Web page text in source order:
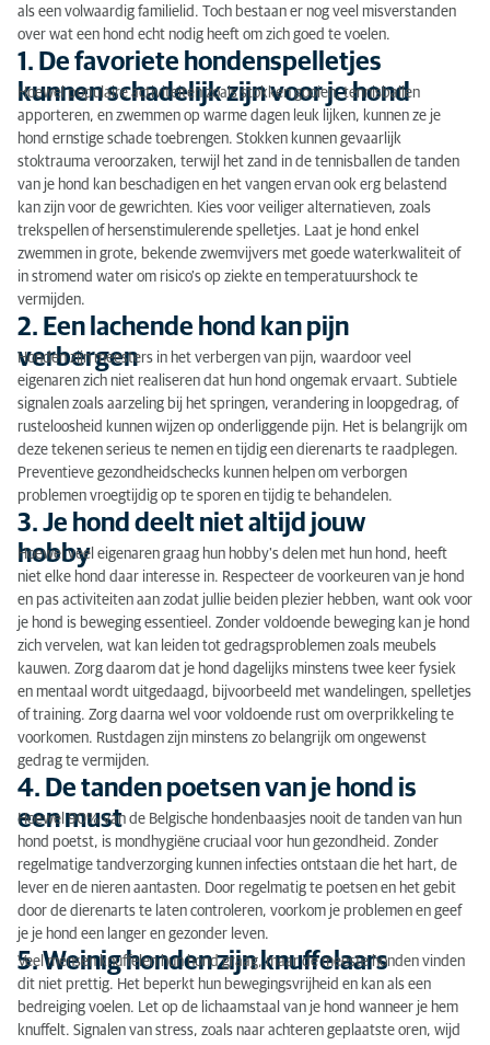
3. Je hond deelt niet altijd jouw hobby
4. De tanden poetsen van je hond is een must
5. Weinig honden zijn knuffelaars
als een volwaardig familielid. Toch bestaan er nog veel misverstanden
over wat een hond echt nodig heeft om zich goed te voelen.
1. De favoriete hondenspelletjes
kunnen schadelijk zijn voor je hond
Hoewel populaire activiteiten zoals stokken gooien, tennisballen
apporteren, en zwemmen op warme dagen leuk lijken, kunnen ze je
hond ernstige schade toebrengen. Stokken kunnen gevaarlijk
stoktrauma veroorzaken, terwijl het zand in de tennisballen de tanden
van je hond kan beschadigen en het vangen ervan ook erg belastend
kan zijn voor de gewrichten. Kies voor veiliger alternatieven, zoals
trekspellen of hersenstimulerende spelletjes. Laat je hond enkel
zwemmen in grote, bekende zwemvijvers met goede waterkwaliteit of
in stromend water om risico's op ziekte en temperatuurshock te
vermijden.
2. Een lachende hond kan pijn
verbergen
Honden zijn meesters in het verbergen van pijn, waardoor veel
eigenaren zich niet realiseren dat hun hond ongemak ervaart. Subtiele
signalen zoals aarzeling bij het springen, verandering in loopgedrag, of
rusteloosheid kunnen wijzen op onderliggende pijn. Het is belangrijk om
deze tekenen serieus te nemen en tijdig een dierenarts te raadplegen.
Preventieve gezondheidschecks kunnen helpen om verborgen
problemen vroegtijdig op te sporen en tijdig te behandelen.
3. Je hond deelt niet altijd jouw
hobby
Hoewel veel eigenaren graag hun hobby's delen met hun hond, heeft
niet elke hond daar interesse in. Respecteer de voorkeuren van je hond
en pas activiteiten aan zodat jullie beiden plezier hebben, want ook voor
je hond is beweging essentieel. Zonder voldoende beweging kan je hond
zich vervelen, wat kan leiden tot gedragsproblemen zoals meubels
kauwen. Zorg daarom dat je hond dagelijks minstens twee keer fysiek
en mentaal wordt uitgedaagd, bijvoorbeeld met wandelingen, spelletjes
of training. Zorg daarna wel voor voldoende rust om overprikkeling te
voorkomen. Rustdagen zijn minstens zo belangrijk om ongewenst
gedrag te vermijden.
4. De tanden poetsen van je hond is
een must
Hoewel 90% van de Belgische hondenbaasjes nooit de tanden van hun
hond poetst, is mondhygiëne cruciaal voor hun gezondheid. Zonder
regelmatige tandverzorging kunnen infecties ontstaan die het hart, de
lever en de nieren aantasten. Door regelmatig te poetsen en het gebit
door de dierenarts te laten controleren, voorkom je problemen en geef
je je hond een langer en gezonder leven.
5. Weinig honden zijn knuffelaars
Veel mensen knuffelen hun hond graag, maar de meeste honden vinden
dit niet prettig. Het beperkt hun bewegingsvrijheid en kan als een
bedreiging voelen. Let op de lichaamstaal van je hond wanneer je hem
knuffelt. Signalen van stress, zoals naar achteren geplaatste oren, wijd